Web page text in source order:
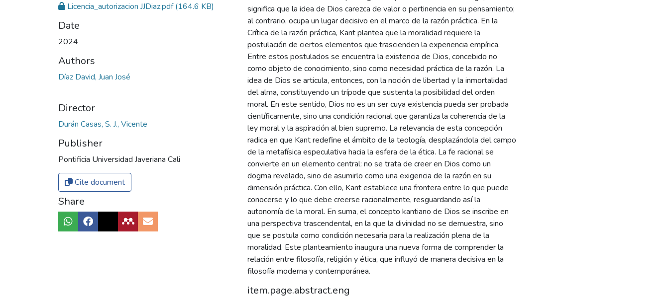
Licencia_autorizacion JJDiaz.pdf(164.6 KB)
Date
2024
Authors
Díaz David, Juan José
Director
Durán Casas, S. J., Vicente
Publisher
Pontificia Universidad Javeriana Cali
Cite document
Share
significa que la idea de Dios carezca de valor o pertinencia en su pensamiento;
al contrario, ocupa un lugar decisivo en el marco de la razón práctica. En la
Crítica de la razón práctica, Kant plantea que la moralidad requiere la
postulación de ciertos elementos que trascienden la experiencia empírica.
Entre estos postulados se encuentra la existencia de Dios, concebido no
como objeto de conocimiento, sino como necesidad práctica de la razón. La
idea de Dios se articula, entonces, con la noción de libertad y la inmortalidad
del alma, constituyendo un trípode que sustenta la posibilidad del orden
moral. En este sentido, Dios no es un ser cuya existencia pueda ser probada
científicamente, sino una condición racional que garantiza la coherencia de la
ley moral y la aspiración al bien supremo. La relevancia de esta concepción
radica en que Kant redefine el ámbito de la teología, desplazándola del campo
de la metafísica especulativa hacia la esfera de la ética. La fe racional se
convierte en un elemento central: no se trata de creer en Dios como un
dogma revelado, sino de asumirlo como una exigencia de la razón en su
dimensión práctica. Con ello, Kant establece una frontera entre lo que puede
conocerse y lo que debe creerse racionalmente, resguardando así la
autonomía de la moral. En suma, el concepto kantiano de Dios se inscribe en
una perspectiva trascendental, en la que la divinidad no se demuestra, sino
que se postula como condición necesaria para la realización plena de la
moralidad. Este planteamiento inaugura una nueva forma de comprender la
relación entre filosofía, religión y ética, que influyó de manera decisiva en la
filosofía moderna y contemporánea.
item.page.abstract.eng